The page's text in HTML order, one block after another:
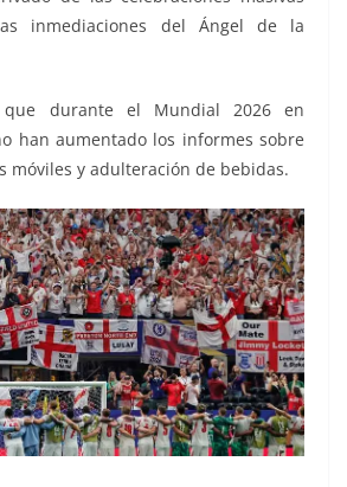
inmediaciones del Ángel de la
que durante el Mundial 2026 en
han aumentado los informes sobre
móviles y adulteración de bebidas.